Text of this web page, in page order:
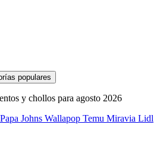
populares
y chollos para agosto 2026
Papa Johns Wallapop Temu Miravia Lidl